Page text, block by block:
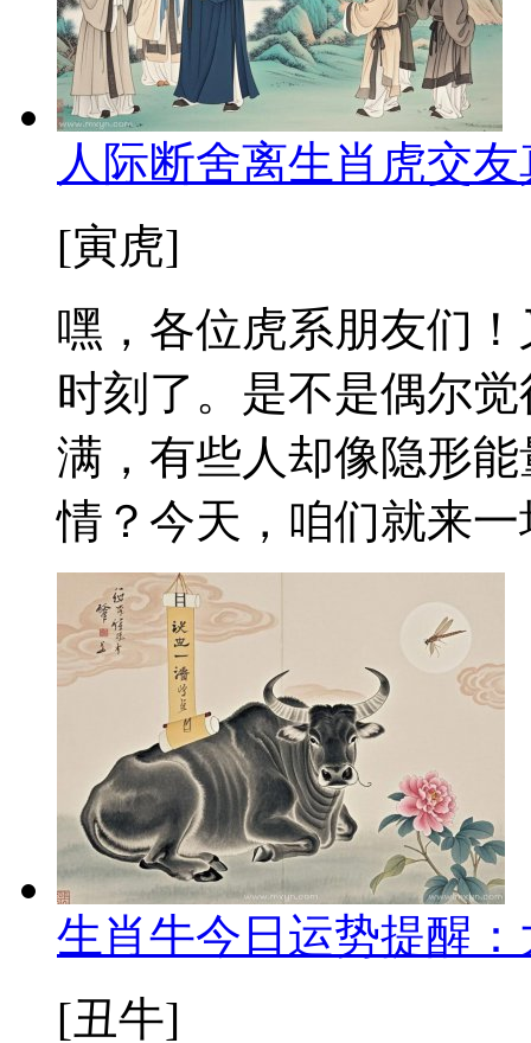
人际断舍离生肖虎交
[寅虎]
嘿，各位虎系朋友们
时刻了。是不是偶尔
满，有些人却像隐形
情？今天，咱们就来
生肖牛今日运势提醒
[丑牛]